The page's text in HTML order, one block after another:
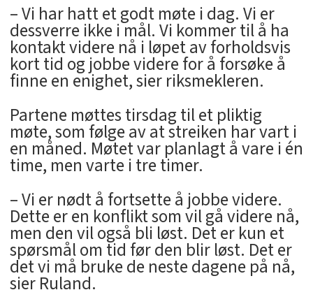
– Vi har hatt et godt møte i dag. Vi er
dessverre ikke i mål. Vi kommer til å ha
kontakt videre nå i løpet av forholdsvis
kort tid og jobbe videre for å forsøke å
finne en enighet, sier riksmekleren.
Partene møttes tirsdag til et pliktig
møte, som følge av at streiken har vart i
en måned. Møtet var planlagt å vare i én
time, men varte i tre timer.
– Vi er nødt å fortsette å jobbe videre.
Dette er en konflikt som vil gå videre nå,
men den vil også bli løst. Det er kun et
spørsmål om tid før den blir løst. Det er
det vi må bruke de neste dagene på nå,
sier Ruland.